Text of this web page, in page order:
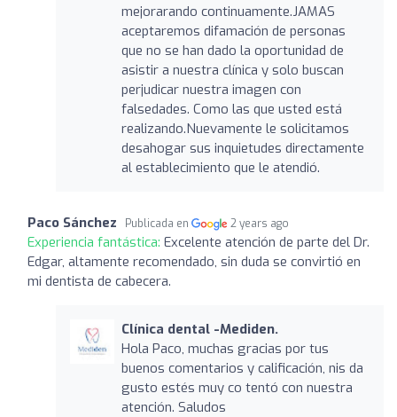
mejorarando continuamente.JAMAS
aceptaremos difamación de personas
que no se han dado la oportunidad de
asistir a nuestra clínica y solo buscan
perjudicar nuestra imagen con
falsedades. Como las que usted está
realizando.Nuevamente le solicitamos
desahogar sus inquietudes directamente
al establecimiento que le atendió.
Paco Sánchez Publicada en 2 years ago
Experiencia fantástica: Excelente atención de parte del Dr.
Edgar, altamente recomendado, sin duda se convirtió en
mi dentista de cabecera.
Clínica dental -Mediden.
Hola Paco, muchas gracias por tus
buenos comentarios y calificación, nis da
gusto estés muy co tentó con nuestra
atención. Saludos